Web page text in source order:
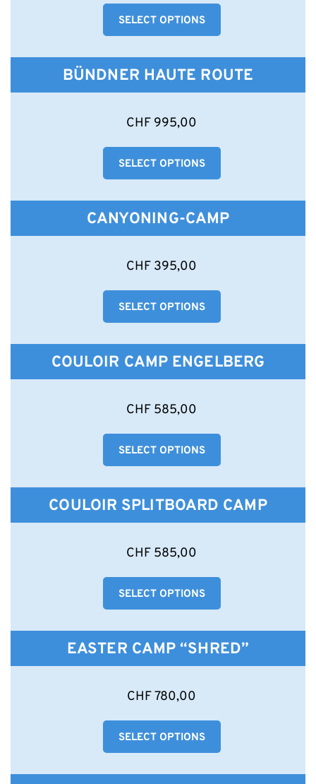
SELECT OPTIONS
weist
mehrere
Varianten
Die
Optionen
können
der
werden
BÜNDNER HAUTE ROUTE
CHF 995,00
SELECT OPTIONS
Dieses
weist
mehrere
Varianten
Die
Optionen
können
der
werden
CANYONING-CAMP
CHF 395,00
SELECT OPTIONS
Dieses
weist
mehrere
Varianten
Die
Optionen
können
der
werden
COULOIR CAMP ENGELBERG
CHF 585,00
SELECT OPTIONS
Dieses
weist
mehrere
Varianten
Die
Optionen
können
der
werden
COULOIR SPLITBOARD CAMP
CHF 585,00
SELECT OPTIONS
Dieses
weist
mehrere
Varianten
Die
Optionen
können
der
werden
EASTER CAMP “SHRED”
CHF780,00
SELECT OPTIONS
Dieses
weist
mehrere
Varianten